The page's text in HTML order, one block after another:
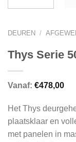
DEUREN /
Thys Serie
Vanaf: €478,00
Het Thys
plaatsklaar en
met panelen in